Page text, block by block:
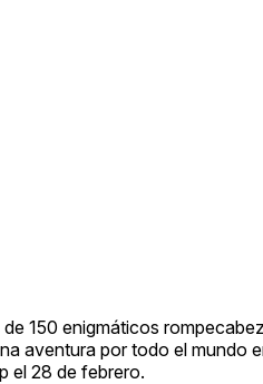
150 enigmáticos
aventura por todo el mundo
el 28 de febrero.